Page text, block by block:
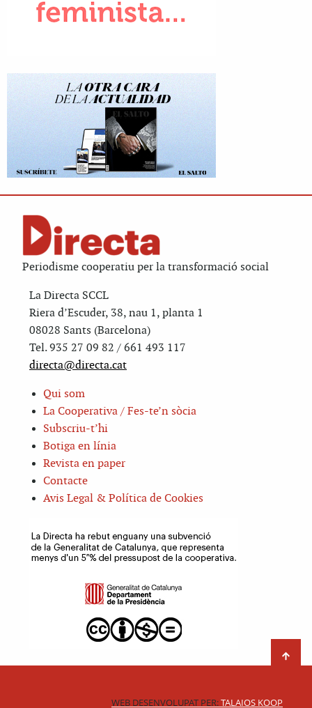
Periodisme cooperatiu per la transformació social
La Directa SCCL
Riera d’Escuder, 38, nau 1, planta 1
08028 Sants (Barcelona)
Tel. 935 27 09 82 / 661 493 117
directa@directa.cat
Qui som
La Cooperativa / Fes-te’n sòcia
Subscriu-t’hi
Botiga en línia
Revista en paper
Contacte
Avis Legal & Política de Cookies
WEB DESENVOLUPAT PER:TALAIOS KOOP